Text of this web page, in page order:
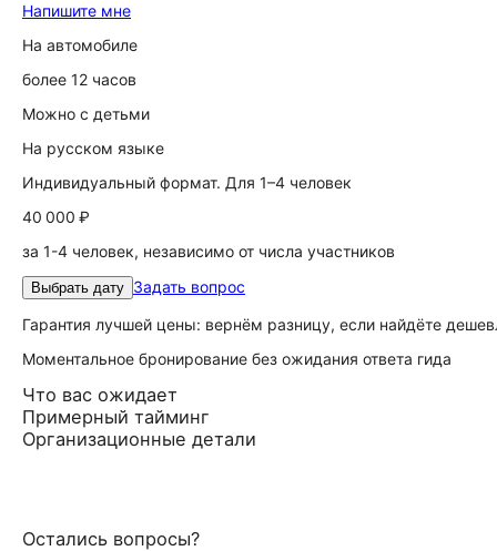
Напишите мне
На автомобиле
более 12 часов
Можно с детьми
На русском языке
Индивидуальный формат. Для 1–4 человек
40 000 ₽
за 1-4 человек, независимо от числа участников
Выбрать дату Задать вопрос
Гарантия лучшей цены: вернём разницу, если найдёте
Моментальное бронирование без ожидания ответа гида
Что вас ожидает
Примерный тайминг
Организационные детали
Остались вопросы?